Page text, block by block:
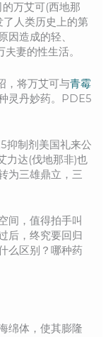
万艾可(西地那
人类历史上的第
因造成的轻、
妻的性生活。
，将万艾可与青霉
灵丹妙药。PDE5
抑制剂美国礼来公
力达(伐地那非)也
为三雄鼎立，三
间，值得拍手叫
后，终究要回归
么区别？哪种药
绵体，使其膨隆